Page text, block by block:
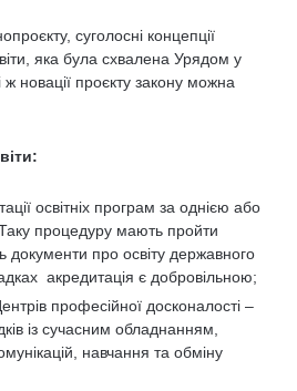
суголосні концепції
яка була схвалена Урядом у
ж новації проєкту закону можна
освітніх програм за однією або
процедуру мають пройти
документи про освіту державного
акредитація є добровільною;
професійної досконалості –
із сучасним обладнанням,
навчання та обміну